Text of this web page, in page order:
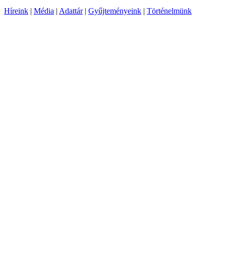
Híreink | Média | Adattár| Gyűjteményeink | Történelmünk